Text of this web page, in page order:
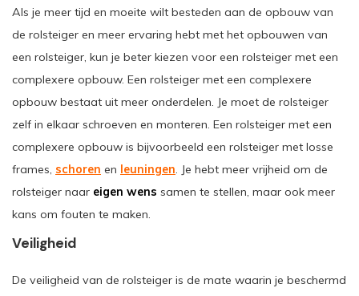
Als je meer tijd en moeite wilt besteden aan de opbouw van
de rolsteiger en meer ervaring hebt met het opbouwen van
een rolsteiger, kun je beter kiezen voor een rolsteiger met een
complexere opbouw. Een rolsteiger met een complexere
opbouw bestaat uit meer onderdelen. Je moet de rolsteiger
zelf in elkaar schroeven en monteren. Een rolsteiger met een
complexere opbouw is bijvoorbeeld een rolsteiger met losse
frames, schoren en leuningen. Je hebt meer vrijheid om de
rolsteiger naar eigen wens samen te stellen, maar ook meer
kans om fouten te maken.
Veiligheid
De veiligheid van de rolsteiger is de mate waarin je beschermd